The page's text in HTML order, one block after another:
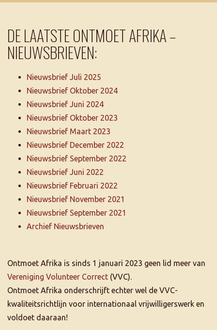
DE LAATSTE ONTMOET AFRIKA –
NIEUWSBRIEVEN:
Nieuwsbrief Juli 2025
Nieuwsbrief Oktober 2024
Nieuwsbrief Juni 2024
Nieuwsbrief Oktober 2023
Nieuwsbrief Maart 2023
Nieuwsbrief December 2022
Nieuwsbrief September 2022
Nieuwsbrief Juni 2022
Nieuwsbrief Februari 2022
Nieuwsbrief November 2021
Nieuwsbrief September 2021
Archief Nieuwsbrieven
Ontmoet Afrika is sinds 1 januari 2023 geen lid meer van
Vereniging Volunteer Correct (VVC).
Ontmoet Afrika onderschrijft echter wel de VVC-
kwaliteitsrichtlijn voor internationaal vrijwilligerswerk en
voldoet daaraan!